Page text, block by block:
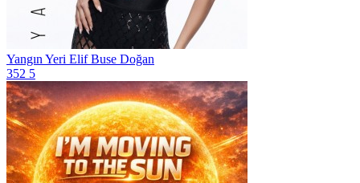
Yangın Yeri Elif Buse Doğan
352 5